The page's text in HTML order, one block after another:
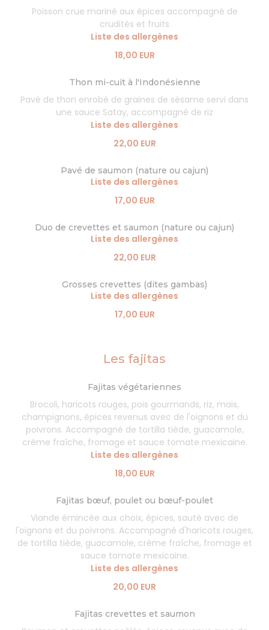
Poisson crue mariné aux épices accompagné de
crudités et fruits
Liste des allergènes
18,00 EUR
Thon mi-cuit à l'Indonésienne
Pavé de thon enrobé de graines de sésame servi dans
une sauce Satay, accompagné de riz
Liste des allergènes
22,00 EUR
Pavé de saumon (nature ou cajun)
Liste des allergènes
17,00 EUR
Duo de crevettes et saumon (nature ou cajun)
Liste des allergènes
22,00 EUR
Grosses crevettes (dites gambas)
Liste des allergènes
17,00 EUR
Les fajitas
Fajitas végétariennes
Brocoli, haricots rouges, pois gourmands, riz, maïs,
champignons, épices revenus avec de l'oignons et du
poivrons. Accompagné de tortilla tiède, guacamole,
crème fraîche, fromage et sauce tomate mexicaine.
Liste des allergènes
18,00 EUR
Fajitas bœuf, poulet ou bœuf-poulet
Viande émincée aux choix, épices, sauté avec de
l'oignons et du poivrons. Accompagné d'haricots rouges,
de tortilla tiède, guacamole, crème fraîche, fromage et
sauce tomate mexicaine.
Liste des allergènes
20,00 EUR
Fajitas crevettes et saumon